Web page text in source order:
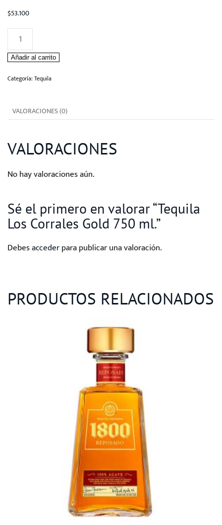
$53.100
Tequila
Los
Corrales
Gold
cantidad
Añadir al carrito
Categoría: Tequila
VALORACIONES (0)
VALORACIONES
No hay valoraciones aún.
Sé el primero en valorar “Tequila
Los Corrales Gold 750 ml.”
Debesaccederpara publicar una valoración.
PRODUCTOS RELACIONADOS